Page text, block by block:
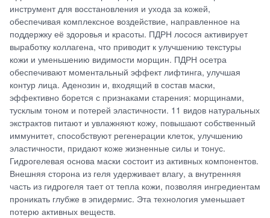
инструмент для восстановления и ухода за кожей,
обеспечивая комплексное воздействие, направленное на
поддержку её здоровья и красоты. ПДРН лосося активирует
выработку коллагена, что приводит к улучшению текстуры
кожи и уменьшению видимости морщин. ПДРН осетра
обеспечивают моментальный эффект лифтинга, улучшая
контур лица. Аденозин и, входящий в состав маски,
эффективно борется с признаками старения: морщинами,
тусклым тоном и потерей эластичности. 11 видов натуральных
экстрактов питают и увлажняют кожу, повышают собственный
иммунитет, способствуют регенерации клеток, улучшению
эластичности, придают коже жизненные силы и тонус.
Гидрогелевая основа маски состоит из активных компонентов.
Внешняя сторона из геля удерживает влагу, а внутренняя
часть из гидрогеля тает от тепла кожи, позволяя ингредиентам
проникать глубже в эпидермис. Эта технология уменьшает
потерю активных веществ.